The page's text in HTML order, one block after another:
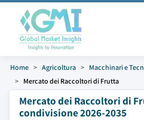
Home Agricoltura
Macchinari e
Mercato dei Raccoltori di Frutta
Mercato dei Raccoltori di
condivisione 2026-2035